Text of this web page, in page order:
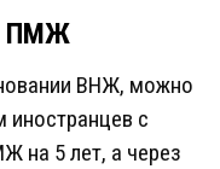
ПМЖ
ВНЖ, можно
иностранцев с
на 5 лет, а через